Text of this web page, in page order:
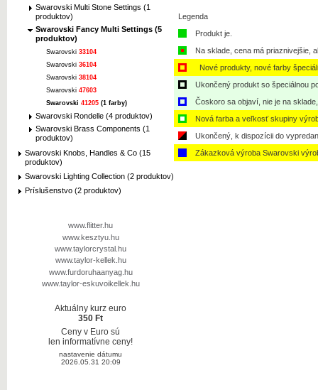
Swarovski Multi Stone Settings (1
produktov)
Swarovski Fancy Multi Settings (5
produktov)
Swarovski 33104
Swarovski 36104
Swarovski 38104
Swarovski 47603
Swarovski 41205 (1 farby)
Swarovski Rondelle (4 produktov)
Swarovski Brass Components (1
produktov)
Swarovski Knobs, Handles & Co (15
produktov)
Swarovski Lighting Collection (2 produktov)
Príslušenstvo (2 produktov)
www.flitter.hu
www.kesztyu.hu
www.taylorcrystal.hu
www.taylor-kellek.hu
www.furdoruhaanyag.hu
www.taylor-eskuvoikellek.hu
Aktuálny kurz euro
350 Ft
Ceny v Euro sú
len informatívne ceny!
nastavenie dátumu
2026.05.31 20:09
Legenda
Produkt je.
Na sklade, cena má priaznivejšie,
Nové produkty, nové farby
Ukončený produkt so špeciálnou
Čoskoro sa objaví, nie je na
Nová farba a veľkosť skupiny
Ukončený, k dispozícii do
Zákazková výroba Swarovski